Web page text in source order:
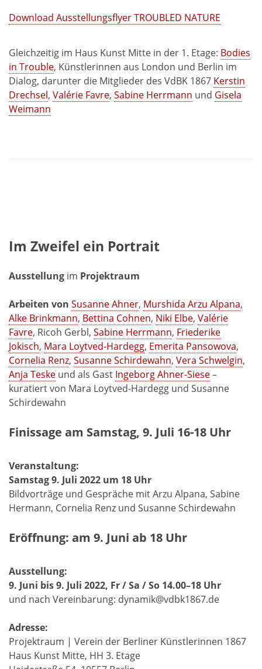
Download Ausstellungsflyer TROUBLED NATURE
Gleichzeitig im Haus Kunst Mitte in der 1. Etage: Bodies
in Trouble, Künstlerinnen aus London und Berlin im
Dialog, darunter die Mitglieder des VdBK 1867 Kerstin
Drechsel, Valérie Favre, Sabine Herrmann und Gisela
Weimann
Im Zweifel ein Portrait
Ausstellung im Projektraum
Arbeiten von Susanne Ahner, Murshida Arzu Alpana,
Alke Brinkmann, Bettina Cohnen, Niki Elbe, Valérie
Favre, Ricoh Gerbl, Sabine Herrmann, Friederike
Jokisch, Mara Loytved-Hardegg, Emerita Pansowova,
Cornelia Renz, Susanne Schirdewahn, Vera Schwelgin,
Anja Teske und als Gast Ingeborg Ahner-Siese–
kuratiert von Mara Loytved-Hardegg und Susanne
Schirdewahn
Finissage am Samstag, 9. Juli 16-18 Uhr
Veranstaltung:
Samstag 9. Juli 2022 um 18 Uhr
Bildvorträge und Gespräche mit Arzu Alpana, Sabine
Hermann, Cornelia Renz und Susanne Schirdewahn
Eröffnung: am 9. Juni ab 18 Uhr
Ausstellung:
9. Juni bis 9. Juli 2022, Fr / Sa / So 14.00–18 Uhr
und nach Vereinbarung: dynamik@vdbk1867.de
Adresse:
Projektraum | Verein der Berliner Künstlerinnen 1867
Haus Kunst Mitte, HH 3. Etage